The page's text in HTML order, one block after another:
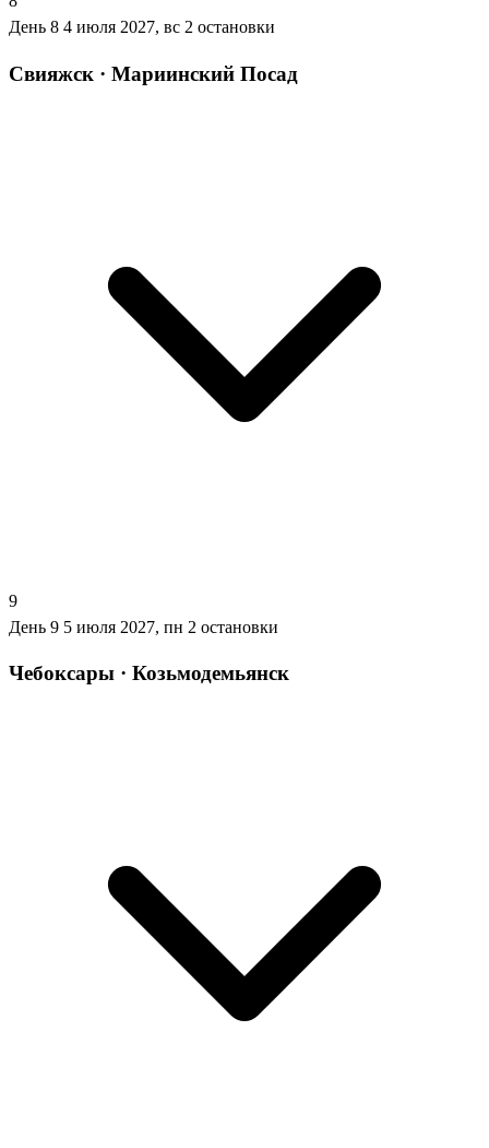
День 8 4 июля 2027, вс 2 остановки
Свияжск · Мариинский Посад
9
День 9 5 июля 2027, пн 2 остановки
Чебоксары · Козьмодемьянск